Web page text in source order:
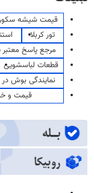
قیمت شیشه
تور کربلا
مرجع پاسخ معتبر
قطعات لباسشویی
نمایندگی بوش در
قیمت و